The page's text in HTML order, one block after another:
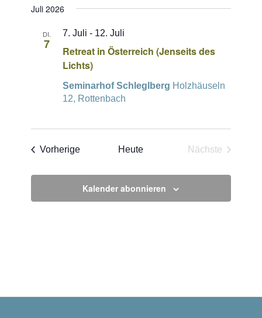
wählen.
Juli 2026
DI.
7
Retreat in Österreich (Jenseits des
Lichts)
7. Juli - 12. Juli
Seminarhof Schleglberg Holzhäuseln
12, Rottenbach
VorherigeVeranstaltungen
Heute
Nächste
Kalender abonnieren